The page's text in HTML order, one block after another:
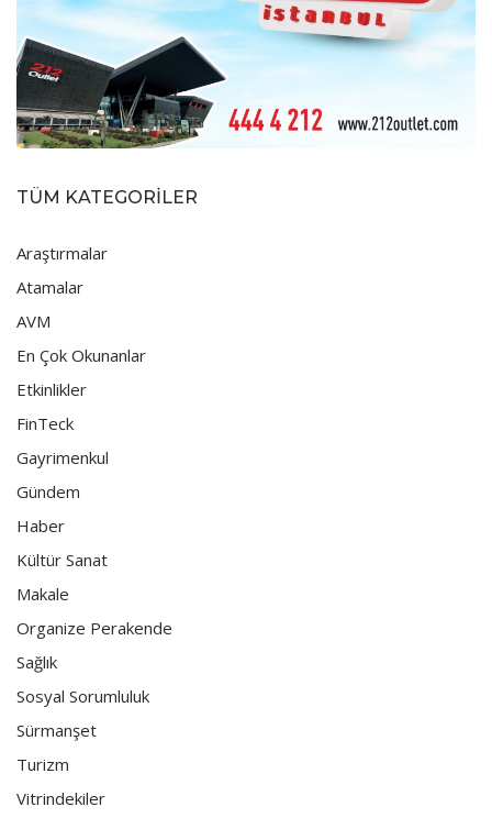
TÜM KATEGORİLER
Araştırmalar
Atamalar
AVM
En Çok Okunanlar
Etkinlikler
FinTeck
Gayrimenkul
Gündem
Haber
Kültür Sanat
Makale
Organize Perakende
Sağlık
Sosyal Sorumluluk
Sürmanşet
Turizm
Vitrindekiler